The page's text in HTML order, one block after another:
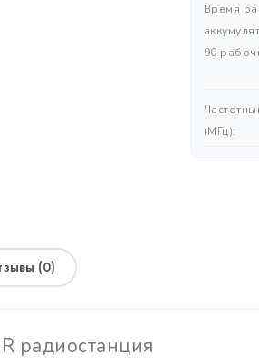
Время
90
(MГц):
(0)
радиостанция